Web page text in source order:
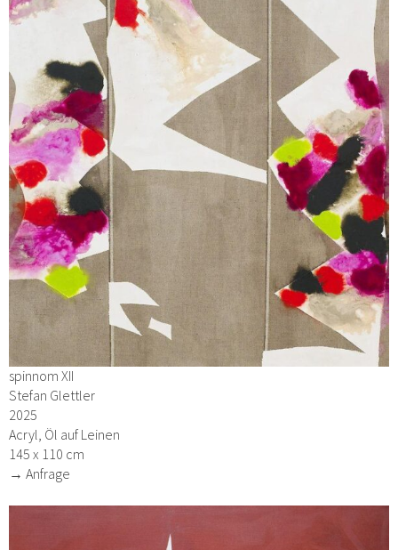
spinnom XII
Stefan Glettler
2025
Acryl, Öl auf Leinen
145 x 110 cm
→ Anfrage